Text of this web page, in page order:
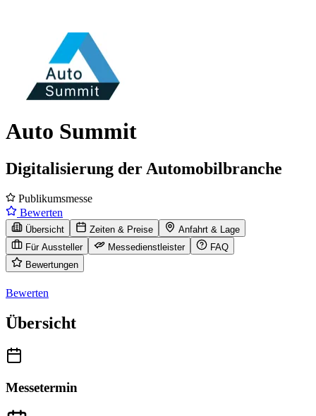
Auto Summit
Digitalisierung der Automobilbranche
Publikumsmesse
Bewerten
Übersicht Zeiten & Preise
Anfahrt & Lage
Für Aussteller
Messedienstleister
FAQ
Bewertungen
Bewerten
Übersicht
Messetermin